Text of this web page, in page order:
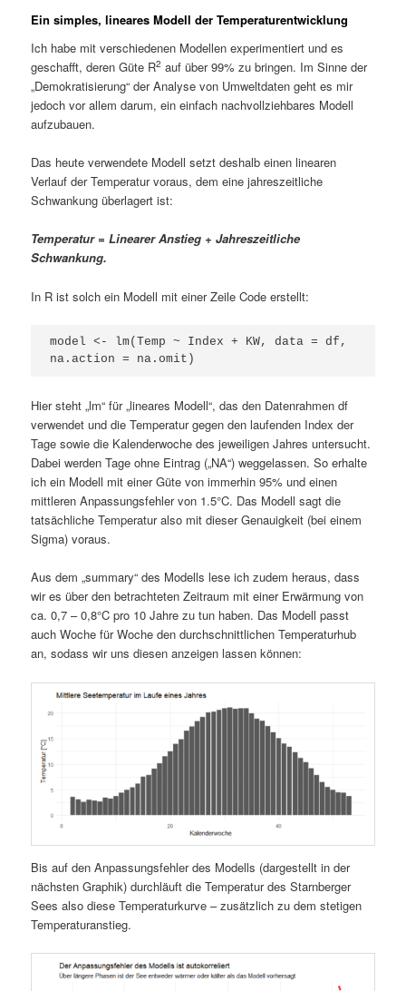
Ein simples, lineares Modell der Temperaturentwicklung
Ich habe mit verschiedenen Modellen experimentiert und es
geschafft, deren Güte R2 auf über 99% zu bringen. Im Sinne der
„Demokratisierung“ der Analyse von Umweltdaten geht es mir
jedoch vor allem darum, ein einfach nachvollziehbares Modell
aufzubauen.
Das heute verwendete Modell setzt deshalb einen linearen
Verlauf der Temperatur voraus, dem eine jahreszeitliche
Schwankung überlagert ist:
Temperatur = Linearer Anstieg + Jahreszeitliche
Schwankung.
In R ist solch ein Modell mit einer Zeile Code erstellt:
model <- lm(Temp ~ Index + KW, data = df,
na.action = na.omit)
Hier steht „lm“ für „lineares Modell“, das den Datenrahmen df
verwendet und die Temperatur gegen den laufenden Index der
Tage sowie die Kalenderwoche des jeweiligen Jahres untersucht.
Dabei werden Tage ohne Eintrag („NA“) weggelassen. So erhalte
ich ein Modell mit einer Güte von immerhin 95% und einen
mittleren Anpassungsfehler von 1.5°C. Das Modell sagt die
tatsächliche Temperatur also mit dieser Genauigkeit (bei einem
Sigma) voraus.
Aus dem „summary“ des Modells lese ich zudem heraus, dass
wir es über den betrachteten Zeitraum mit einer Erwärmung von
ca. 0,7 – 0,8°C pro 10 Jahre zu tun haben. Das Modell passt
auch Woche für Woche den durchschnittlichen Temperaturhub
an, sodass wir uns diesen anzeigen lassen können:
Bis auf den Anpassungsfehler des Modells (dargestellt in der
nächsten Graphik) durchläuft die Temperatur des Starnberger
Sees also diese Temperaturkurve – zusätzlich zu dem stetigen
Temperaturanstieg.